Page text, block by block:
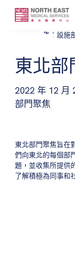
東北部
2022 年 12 月
部門聚焦
東北部門聚焦旨在
們向東北的每個部
題，並收集所提供
了解積極為同事和